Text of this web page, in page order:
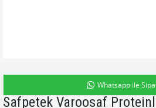
Whatsapp ile
Safpetek Varoosaf